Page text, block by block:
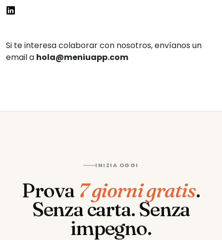
Si te interesa colaborar con nosotros, envíanos un
email a hola@meniuapp.com
INIZIA OGGI
Prova 7 giorni gratis.
Senza carta. Senza
impegno.